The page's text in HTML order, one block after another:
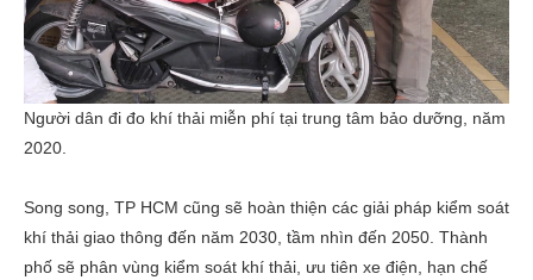
Người dân đi đo khí thải miễn phí tại trung tâm bảo dưỡng, năm
2020.
Song song, TP HCM cũng sẽ hoàn thiện các giải pháp kiểm soát
khí thải giao thông đến năm 2030, tầm nhìn đến 2050. Thành
phố sẽ phân vùng kiểm soát khí thải, ưu tiên xe điện, hạn chế